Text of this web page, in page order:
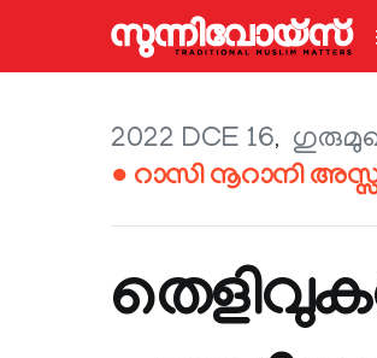
2022 DCE 16
● റാസി നൂറാനി